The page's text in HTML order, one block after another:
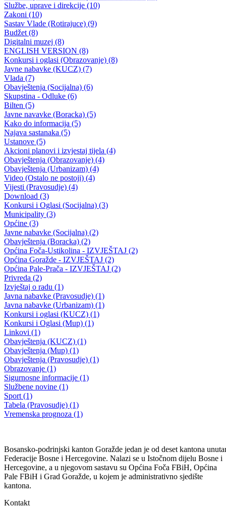
23. REDOVNA SJEDNICA SKUPŠTINE BPK GORAŽDE
Usvojena Odluka o utvrđivanju prava na zdravstveno osiguranje lica
2022.godinu